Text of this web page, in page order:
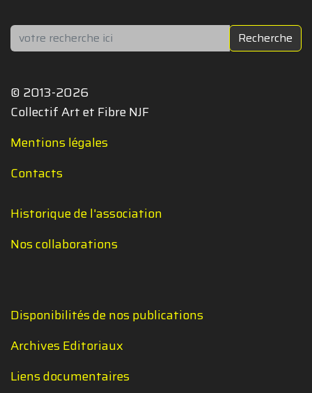
Rechercher Recherche
© 2013-2026
Collectif Art et Fibre NJF
Mentions légales
Contacts
Historique de l'association
Nos collaborations
Disponibilités de nos publications
Archives Editoriaux
Liens documentaires